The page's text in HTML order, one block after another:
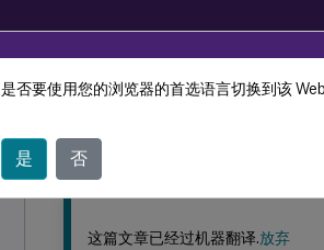
此内容已经过机器动态翻译。
这篇文章已经过机器翻译.放弃
是否要使用您的浏览器的首选语言切换到该
是 否